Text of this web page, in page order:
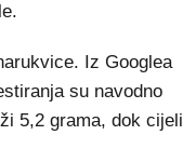
Iz Googlea
su navodno
5,2 grama, dok cijeli